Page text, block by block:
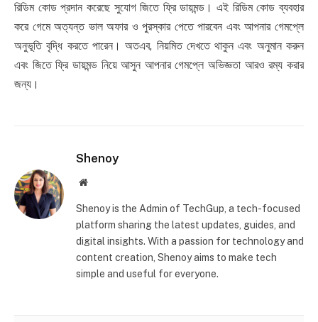
রিডিম কোড প্রদান করেছে সুযোগ জিতে ফ্রি ডায়মন্ড। এই রিডিম কোড ব্যবহার
করে গেমে অত্যন্ত ভাল অফার ও পুরস্কার পেতে পারবেন এবং আপনার গেমপ্লে
অনুভূতি বৃদ্ধি করতে পারেন। অতএব, নিয়মিত দেখতে থাকুন এবং অনুমান করুন
এবং জিতে ফ্রি ডায়মন্ড নিয়ে আসুন আপনার গেমপ্লে অভিজ্ঞতা আরও রম্য করার
জন্য।
Shenoy
Website
Shenoy is the Admin of TechGup, a tech-focused
platform sharing the latest updates, guides, and
digital insights. With a passion for technology and
content creation, Shenoy aims to make tech
simple and useful for everyone.